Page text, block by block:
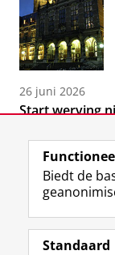
26 juni 2026
Start werving
Biedt de
Standaard